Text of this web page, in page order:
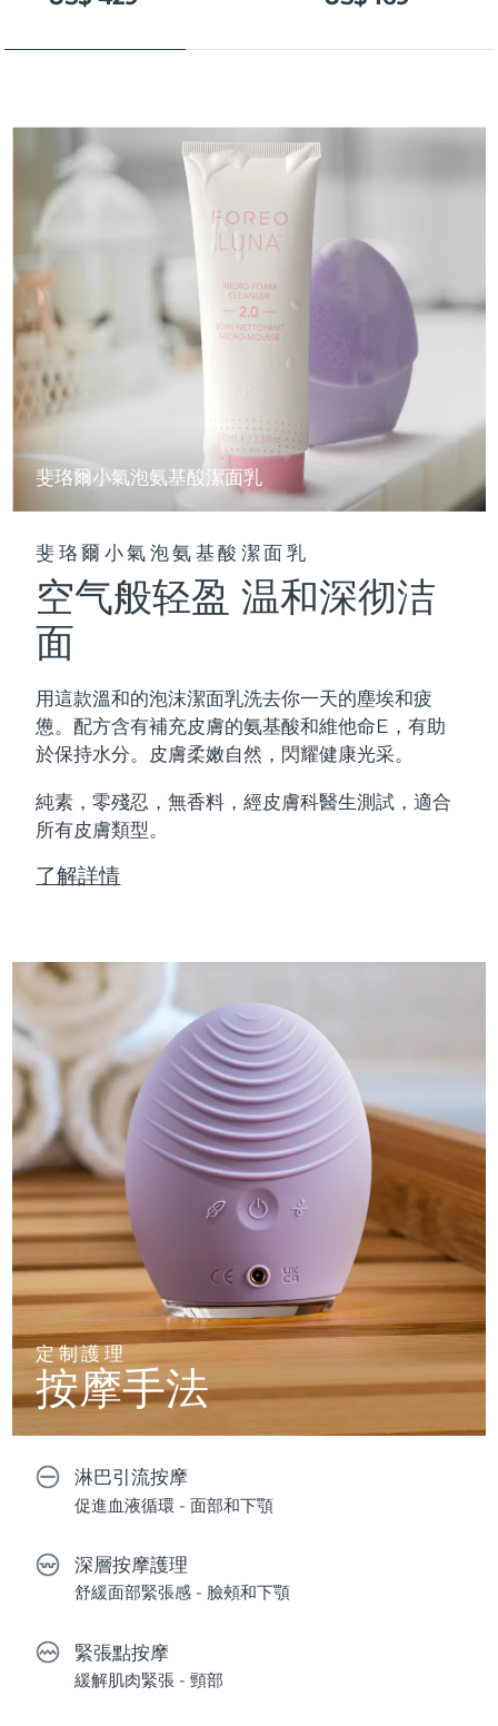
斐珞爾小氣泡氨基酸潔面乳
斐珞爾小氣泡氨基酸潔面乳
空气般轻盈 温和深彻洁
面
用這款溫和的泡沫潔面乳洗去你一天的塵埃和疲
憊。配方含有補充皮膚的氨基酸和維他命E，有助
於保持水分。皮膚柔嫩自然，閃耀健康光采。
純素，零殘忍，無香料，經皮膚科醫生測試，適合
所有皮膚類型。
了解詳情
定制護理
按摩手法
淋巴引流按摩
促進血液循環 - 面部和下顎
深層按摩護理
舒緩面部緊張感 - 臉頰和下顎
緊張點按摩
緩解肌肉緊張 - 頸部